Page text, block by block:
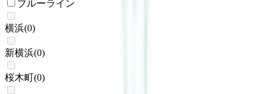
ブルーライン
横浜(0)
新横浜(0)
桜木町(0)